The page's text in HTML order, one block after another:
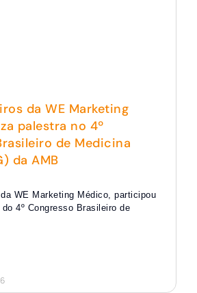
da WE Marketing
palestra no 4º
de Medicina
da AMB
WE Marketing Médico, participou
4º Congresso Brasileiro de